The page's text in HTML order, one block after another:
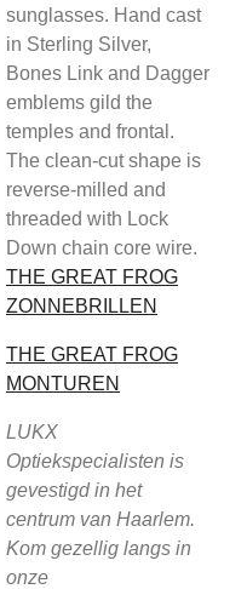
sunglasses. Hand cast
in Sterling Silver,
Bones Link and Dagger
emblems gild the
temples and frontal.
The clean-cut shape is
reverse-milled and
threaded with Lock
Down chain core wire.
THE GREAT FROG
ZONNEBRILLEN
THE GREAT FROG
MONTUREN
LUKX
Optiekspecialisten is
gevestigd in het
centrum van Haarlem.
Kom gezellig langs in
onze